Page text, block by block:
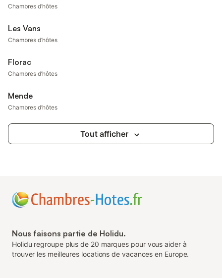
Chambres d’hôtes
Les Vans
Chambres d’hôtes
Florac
Chambres d’hôtes
Mende
Chambres d’hôtes
Tout afficher
Nous faisons partie de Holidu.
Holidu regroupe plus de 20 marques pour vous aider à
trouver les meilleures locations de vacances en Europe.